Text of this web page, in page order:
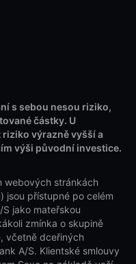
s sebou nesou riziko,
částky. U
výrazně vyšší a
výši původní investice.
webových stránkách
jsou přístupné po celém
jako mateřskou
zmínka o skupině
včetně dceřiných
A/S. Klientské smlouvy